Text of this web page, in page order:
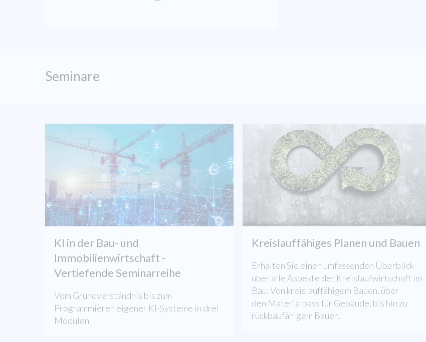
Seminare
KI in der Bau- und
Immobilienwirtschaft -
Vertiefende Seminarreihe
Vom Grundverständnis bis zum
Programmieren eigener KI-Systeme in drei
Modulen
Kreislauffähiges Planen und Bauen
Erhalten Sie einen umfassenden Überblick
über alle Aspekte der Kreislaufwirtschaft im
Bau: Von kreislauffähigem Bauen, über
den Materialpass für Gebäude, bis hin zu
rückbaufähigem Bauen.